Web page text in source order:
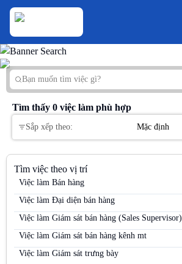
Tìm thấy 0 việc làm phù hợp
Sắp xếp theo: Mặc định
Tìm việc theo vị trí
Việc làm Bán hàng
Việc làm Đại diện bán hàng
Việc làm Giám sát bán hàng (Sales Supervisor)
Việc làm Giám sát bán hàng kênh mt
Việc làm Giám sát trưng bày